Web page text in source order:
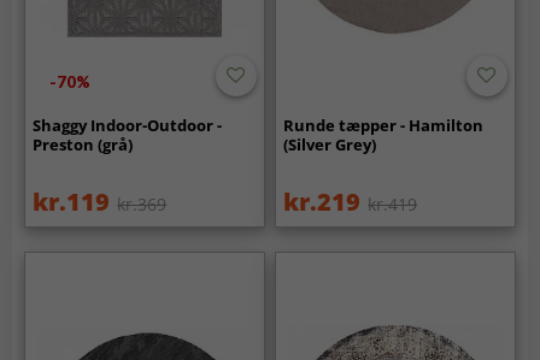
-70%
Shaggy Indoor-Outdoor -
Preston (grå)
kr.119 kr.369
Runde tæpper - Hamilton
(Silver Grey)
kr.219 kr.419